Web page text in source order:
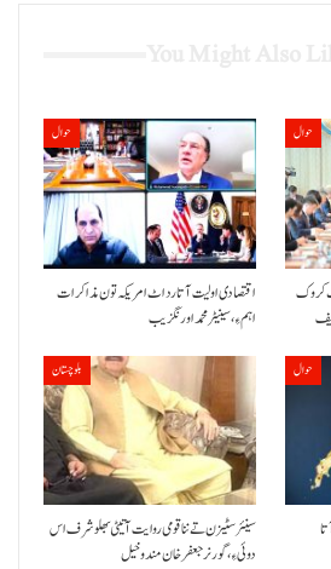
حوال
اقتصادی اولیت آتا رد اٹ امریکہ تون مذاکرات
اہم ءِ،سینیٹر محمد اورنگزیب
حوال
کروک
بلوچستان
سینئر سٹیزن تے ننا قومی روایت آتیٹی بھلو شرف اس
دوئی ءِ،گورنر جعفرخان مندوخیل
حوال